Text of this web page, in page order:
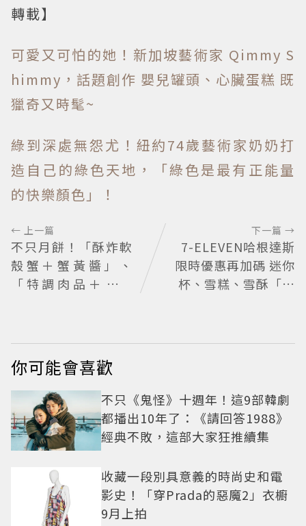
轉載】
可愛又可怕的她！新加坡藝術家 Qimmy S
himmy，話題創作 嬰兒罐頭、心臟蛋糕 既
獵奇又時髦~
綠到深處無怨尤！紐約74歲藝術家奶奶打
造自己的綠色天地，「綠色是最有正能量
的快樂顏色」！
← 上一篇
不只月餅！「酥炸軟
殼蟹＋蟹黃醬」、
「特調肉品＋調味
下一篇 →
7-ELEVEN哈根達斯
限時優惠再加碼 迷你
杯、雪糕、雪酥「買
你可能會喜歡
不只《鬼怪》十週年！這9部韓劇
都播出10年了：《請回答1988》
經典不敗，這部大家狂推續集
收藏一段別具意義的時尚史和電
影史！「穿Prada的惡魔2」衣櫥
9月上拍